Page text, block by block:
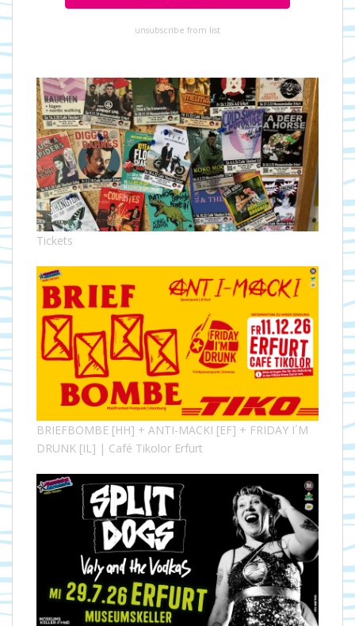
unsubscribe from list
Tickets
BRIEFBOMBE [HH] + ANTI-MACKI [EF] + FRIDAY I´M
DRUNK [IL] | Café Tikolor Erfurt